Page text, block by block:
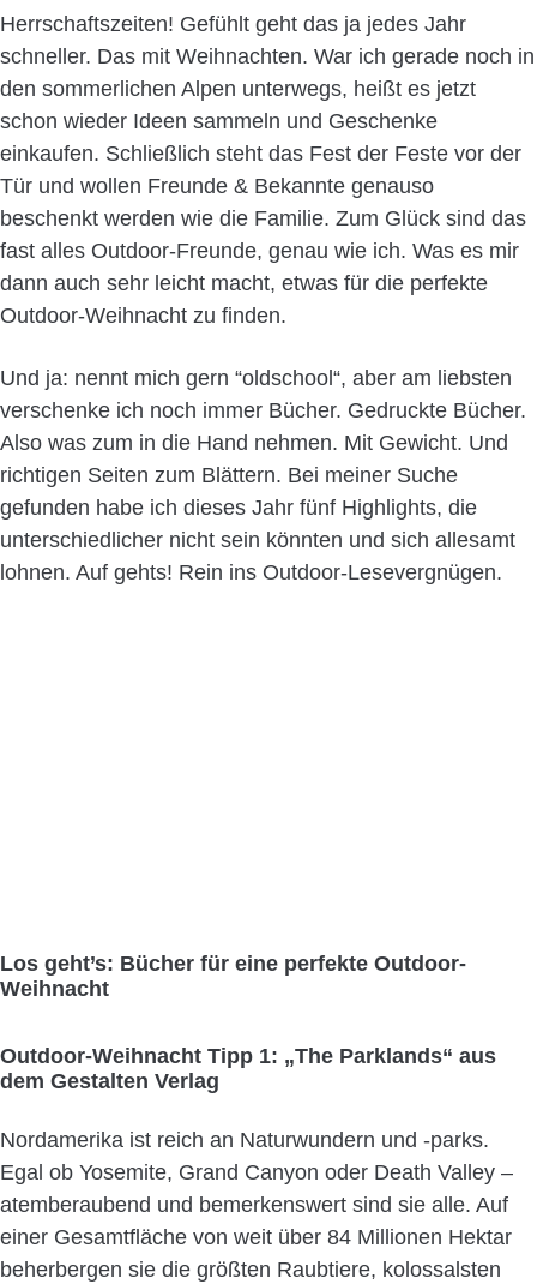
Herrschaftszeiten! Gefühlt geht das ja jedes Jahr
schneller. Das mit Weihnachten. War ich gerade noch in
den sommerlichen Alpen unterwegs, heißt es jetzt
schon wieder Ideen sammeln und Geschenke
einkaufen. Schließlich steht das Fest der Feste vor der
Tür und wollen Freunde & Bekannte genauso
beschenkt werden wie die Familie. Zum Glück sind das
fast alles Outdoor-Freunde, genau wie ich. Was es mir
dann auch sehr leicht macht, etwas für die perfekte
Outdoor-Weihnacht zu finden.
Und ja: nennt mich gern “oldschool“, aber am liebsten
verschenke ich noch immer Bücher. Gedruckte Bücher.
Also was zum in die Hand nehmen. Mit Gewicht. Und
richtigen Seiten zum Blättern. Bei meiner Suche
gefunden habe ich dieses Jahr fünf Highlights, die
unterschiedlicher nicht sein könnten und sich allesamt
lohnen. Auf gehts! Rein ins Outdoor-Lesevergnügen.
Los geht’s: Bücher für eine perfekte Outdoor-
Weihnacht
Outdoor-Weihnacht Tipp 1: „The Parklands“ aus
dem Gestalten Verlag
Nordamerika ist reich an Naturwundern und -parks.
Egal ob Yosemite, Grand Canyon oder Death Valley –
atemberaubend und bemerkenswert sind sie alle. Auf
einer Gesamtfläche von weit über 84 Millionen Hektar
beherbergen sie die größten Raubtiere, kolossalsten